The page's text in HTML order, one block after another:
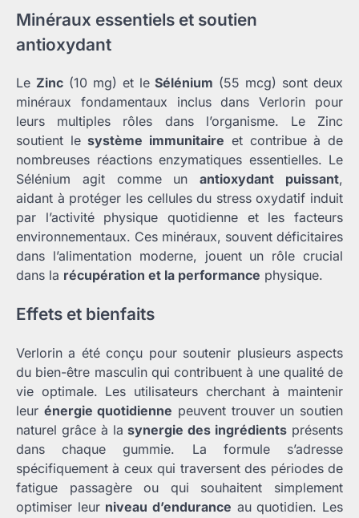
Minéraux essentiels et soutien
antioxydant
Le Zinc(10 mg) et leSélénium (55 mcg) sont deux
minéraux fondamentaux inclus dans Verlorin pour
leurs multiples rôles dans l’organisme. Le Zinc
soutient lesystème immunitaire et contribue à de
nombreuses réactions enzymatiques essentielles. Le
Sélénium agit comme unantioxydant puissant,
aidant à protéger les cellules du stress oxydatif induit
par l’activité physique quotidienne et les facteurs
environnementaux. Ces minéraux, souvent déficitaires
dans l’alimentation moderne, jouent un rôle crucial
dans la récupération et la performance physique.
Effets et bienfaits
Verlorin a été conçu pour soutenir plusieurs aspects
du bien-être masculin qui contribuent à une qualité de
vie optimale. Les utilisateurs cherchant à maintenir
leur énergie quotidienne peuvent trouver un soutien
naturel grâce à lasynergie des ingrédients présents
dans chaque gummie. La formule s’adresse
spécifiquement à ceux qui traversent des périodes de
fatigue passagère ou qui souhaitent simplement
optimiser leur niveau d’endurance au quotidien. Les